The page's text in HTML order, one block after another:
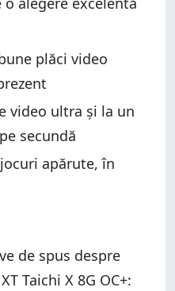
uri
RX 5700 XT
uri
RX 5700 XT
plăci video
video ultra și la un
secundă
apărute, în
de spus despre
Taichi X 8G OC+: